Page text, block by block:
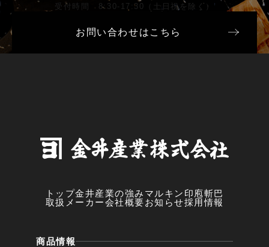
受付時間 8:30-17:30（土日祝を除く）
お問い合わせはこちら
トップ金井産業の強み マルキン印 庖斬巴
取扱メーカー会社概要お知らせ採用情報
商品情報